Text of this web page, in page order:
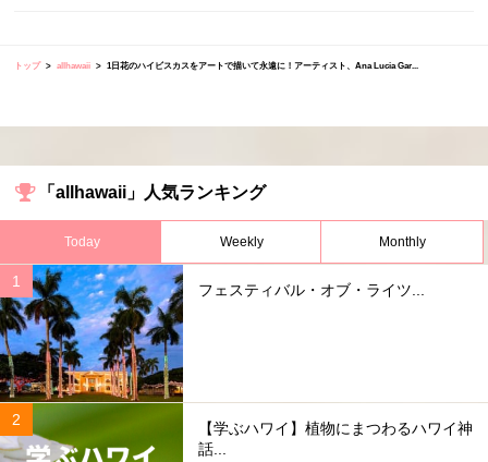
トップ allhawaii 1日花のハイビスカスをアートで描いて永遠に！アーティスト、Ana Lucia Gar...
「allhawaii」人気ランキング
Today Weekly Monthly
フェスティバル・オブ・ライツ...
【学ぶハワイ】植物にまつわるハワイ神
話...